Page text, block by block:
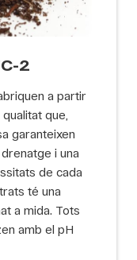
2
a partir
que,
garanteixen
i una
de cada
té una
a mida. Tots
amb el pH